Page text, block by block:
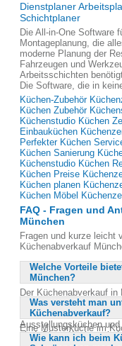
Dienstplaner
Schichtplaner
Die All-in-One Software
Montageplanung, die
moderne Planung der
Fahrzeugen und
Arbeitsschichten
Die Software, die in
Küchen-Zubehör
Küchen Zubehör
Küchenstudio Küchen
Einbauküchen
Perfekter Küchen
Küchen Sanierung
Küchenstudio Küchen
Küchen Preise
Küchen planen
Küchen Möbel
FAQ - Fragen und
München
Fragen und kurze leicht
Küchenabverkauf
Welche Vorteile
München?
Der Küchenabverkauf
hochwertige
erwerben. Kunden
Ausstellungsküchen
sind. Diese Küchen
Was versteht man
Küchenabverkauf?
Eine Musterküche im
Showrooms, auf
Wie kann ich beim